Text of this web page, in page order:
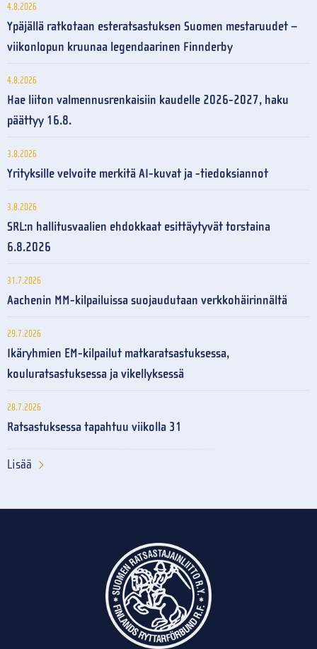
4.8.2026
Ypäjällä ratkotaan esteratsastuksen Suomen mestaruudet –
viikonlopun kruunaa legendaarinen Finnderby
4.8.2026
Hae liiton valmennusrenkaisiin kaudelle 2026-2027, haku
päättyy 16.8.
3.8.2026
Yrityksille velvoite merkitä AI-kuvat ja -tiedoksiannot
3.8.2026
SRL:n hallitusvaalien ehdokkaat esittäytyvät torstaina
6.8.2026
31.7.2026
Aachenin MM-kilpailuissa suojaudutaan verkkohäirinnältä
29.7.2026
Ikäryhmien EM-kilpailut matkaratsastuksessa,
kouluratsastuksessa ja vikellyksessä
28.7.2026
Ratsastuksessa tapahtuu viikolla 31
Lisää